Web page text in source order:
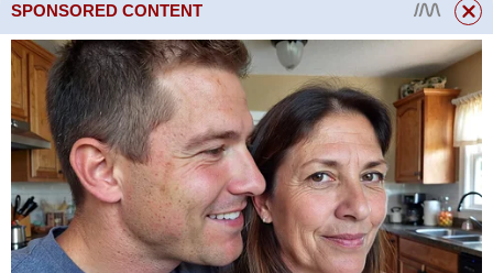
požadavků tohoto řádu, jakož i o
způsobu hašení lesních požárů.
(ve znění vyhlášky vlády Ruské
federace 05.05.2011 N 343)
(viz text v předchozím textu)
15. Organizace provádějící
letecké práce na ochranu a
SPONSORED CONTENT